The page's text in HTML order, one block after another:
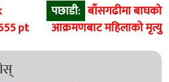
pt
पछाडी: बाँसगढीमा बाघको
आक्रमणबाट महिलाको मृत्युु